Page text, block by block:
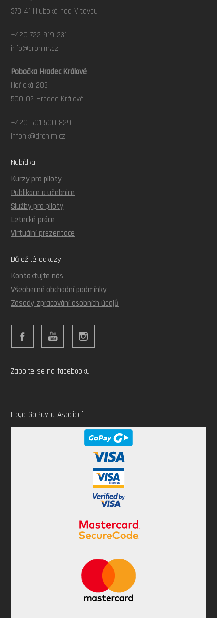
373 41 Hluboká nad Vltavou
+420 722 919 231
info@dronim.cz
Pobočka Hradec Králové
Hořická 283
500 02 Hradec Králové
+420 601 500 829
infohk@dronim.cz
Nabídka
Kurzy pro piloty
Publikace a učebnice
Služby pro piloty
Letecké práce
Virtuální prezentace
Důležité odkazy
Kontaktujte nás
Všeobecné obchodní podmínky
Zásady zpracování osobních údajů
Zapojte se na facebooku
Logo GoPay a Asociací